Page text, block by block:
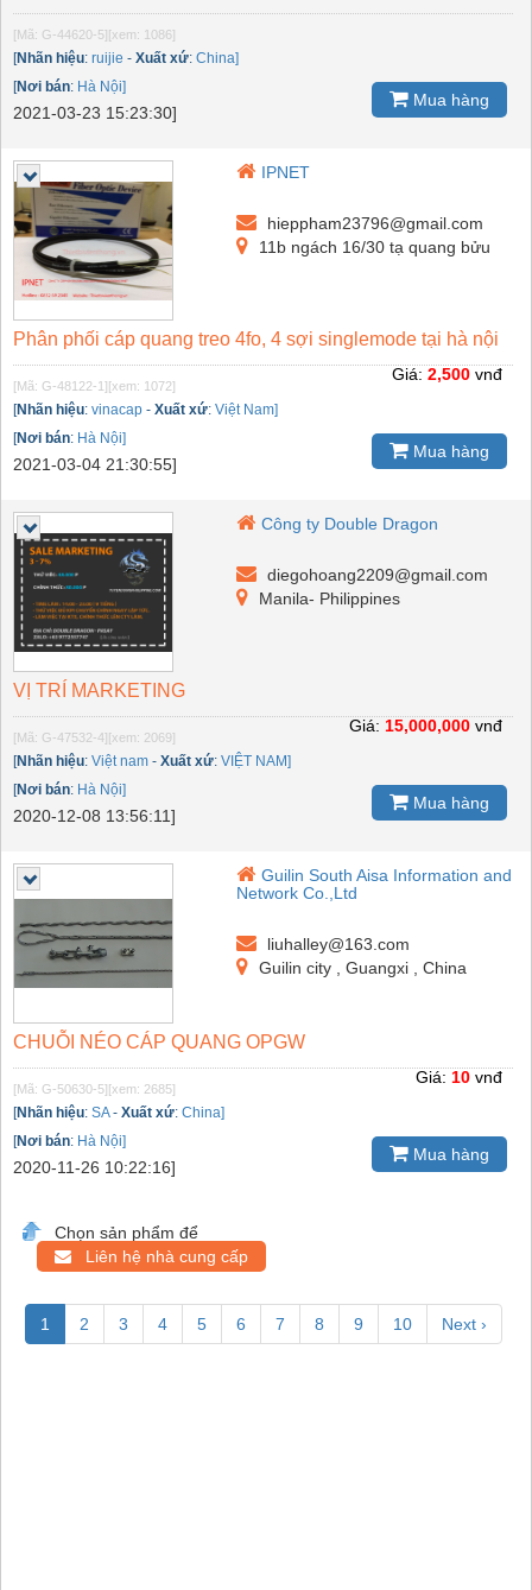
[Mã: G-44620-5] [xem: 1086]
[Nhãn hiệu: ruijie - Xuất xứ: China]
[Nơi bán: Hà Nội]
2021-03-23 15:23:30]
Mua hàng
IPNET
hieppham23796@gmail.com
11b ngách 16/30 tạ quang bửu
Phân phối cáp quang treo 4fo, 4 sợi singlemode tại hà nội
[Mã: G-48122-1] [xem: 1072]
[Nhãn hiệu: vinacap - Xuất xứ: Việt Nam]
[Nơi bán: Hà Nội]
2021-03-04 21:30:55]
Giá: 2,500 vnđ
Mua hàng
Công ty Double Dragon
diegohoang2209@gmail.com
Manila- Philippines
VỊ TRÍ MARKETING
[Mã: G-47532-4] [xem: 2069]
[Nhãn hiệu: Việt nam - Xuất xứ: VIỆT NAM]
[Nơi bán: Hà Nội]
2020-12-08 13:56:11]
Giá: 15,000,000 vnđ
Mua hàng
Guilin South Aisa Information and
Network Co.,Ltd
liuhalley@163.com
Guilin city , Guangxi , China
CHUỖI NÉO CÁP QUANG OPGW
[Mã: G-50630-5] [xem: 2685]
[Nhãn hiệu: SA- Xuất xứ: China]
[Nơi bán: Hà Nội]
2020-11-26 10:22:16]
Giá: 10 vnđ
Mua hàng
Chọn sản phẩm để
Liên hệ nhà cung cấp
1 2 3 4 5 6 7 8 9 10 Next ›